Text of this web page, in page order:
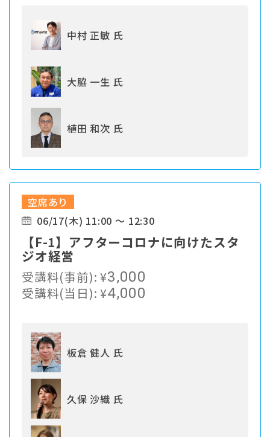
中村 正敏 氏
大脇 一生 氏
植田 和次 氏
空席あり
06/17(木) 11:00 ～ 12:30
【F-1】アフターコロナに向けたスタ
ジオ経営
受講料(事前):¥3,000
受講料(当日):¥4,000
板倉 健人 氏
久保 沙織 氏